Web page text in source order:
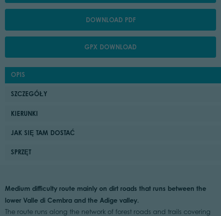
DOWNLOAD PDF
GPX DOWNLOAD
OPIS
SZCZEGÓŁY
KIERUNKI
JAK SIĘ TAM DOSTAĆ
SPRZĘT
Medium difficulty route mainly on dirt roads that runs between the
lower Valle di Cembra and the Adige valley.
The route runs along the network of forest roads and trails covering